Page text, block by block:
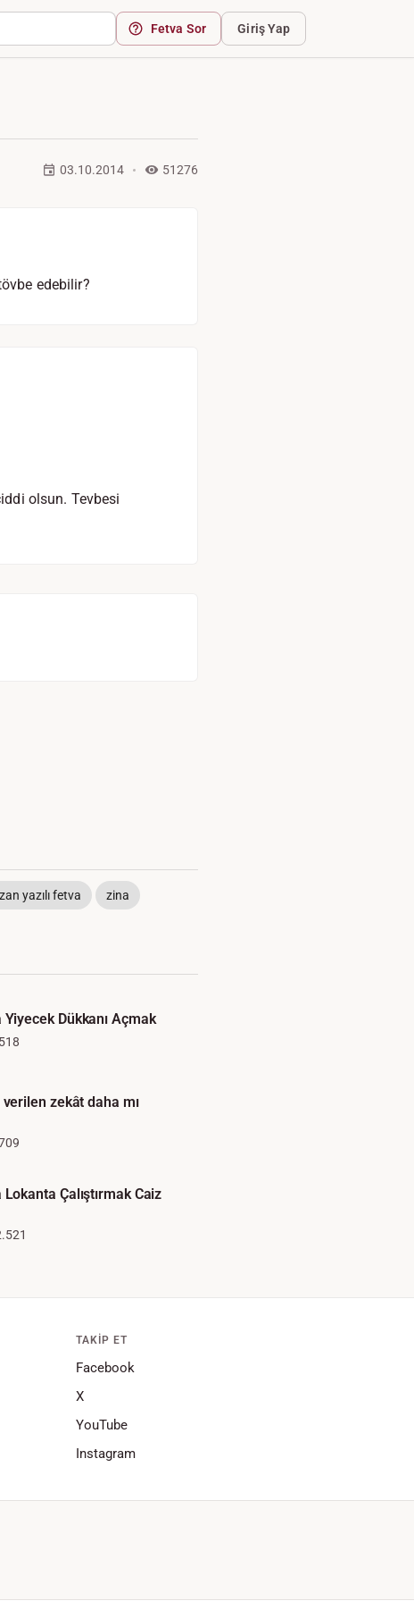
Fetva Sor Giriş Yap
03.10.2014 51276
edebilir?
olsun. Tevbesi
yazılı fetva zina
Yiyecek Dükkanı Açmak
verilen zekât daha mı
Çalıştırmak Caiz
TAKIP ET
Facebook
X
YouTube
Instagram